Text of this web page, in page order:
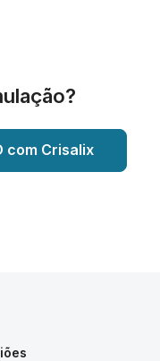
com Crisalix